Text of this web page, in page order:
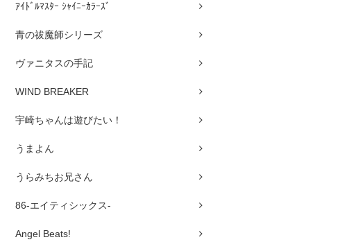
ｱｲﾄﾞﾙﾏｽﾀｰ ｼｬｲﾆｰｶﾗｰｽﾞ
青の祓魔師シリーズ
ヴァニタスの手記
WIND BREAKER
宇崎ちゃんは遊びたい！
うまよん
うらみちお兄さん
86-エイティシックス-
Angel Beats!